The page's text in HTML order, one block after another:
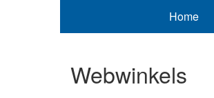
Home
Webwinkels